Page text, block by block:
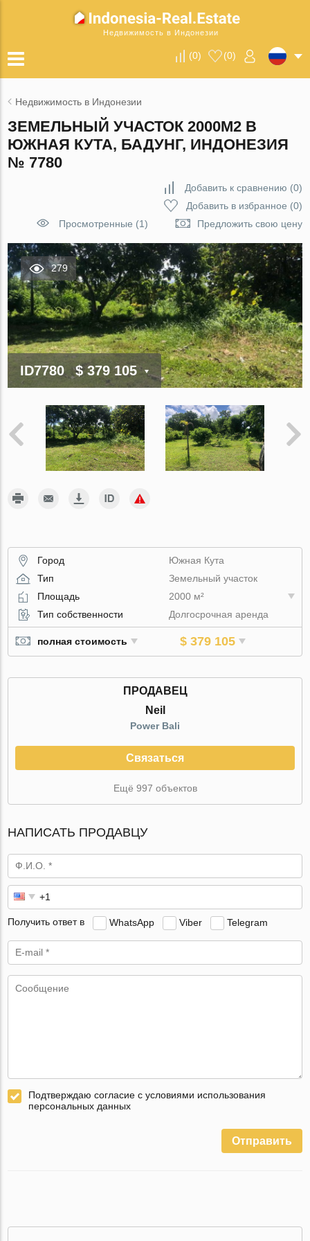
Недвижимость в Индонезии
(0) (0)
Недвижимость в Индонезии
ЗЕМЕЛЬНЫЙ УЧАСТОК 2000М2 В
ЮЖНАЯ КУТА, БАДУНГ, ИНДОНЕЗИЯ
№ 7780
Добавить к сравнению (0)
Добавить в избранное (0)
Просмотренные (1)
Предложить свою цену
279
ID7780 $ 379 105
Город
Южная Кута
Тип
Земельный участок
Площадь
2000 м²
Тип собственности
Долгосрочная аренда
полная стоимость $ 379 105
ПРОДАВЕЦ
Neil
Power Bali
Связаться
Ещё 997 объектов
НАПИСАТЬ ПРОДАВЦУ
Получить ответ в WhatsApp Viber Telegram
Подтверждаю согласие с условиями использования
персональных данных
Отправить